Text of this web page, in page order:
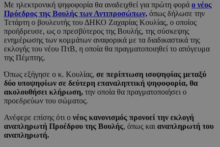
Με ηλεκτρονική ψηφοφορία θα αναδειχθεί για πρώτη φορά ο νέος
Πρόεδρος της Βουλής των Αντιπροσώπων, όπως δήλωσε την
Τετάρτη ο βουλευτής του ΔΗΚΟ Ζαχαρίας Κουλίας, ο οποίος
προήδρευσε, ως ο πρεσβύτερος της Βουλής, της σύσκεψης
ενημέρωσης των κομμάτων αναφορικά με τα διαδικαστικά της
εκλογής του νέου ΠτΒ, η οποία θα πραγματοποιηθεί το απόγευμα
της Πέμπτης.
Όπως εξήγησε ο κ. Κουλίας, σε περίπτωση ισοψηφίας μεταξύ
δύο υποψηφίων σε δεύτερη επαναληπτική ψηφοφορία, θα
ακολουθήσει κλήρωση, την οποία θα πραγματοποιήσει ο
προεδρεύων του σώματος.
Ανέφερε επίσης ότι ο νέος κανονισμός προνοεί την εκλογή
αναπληρωτή Προέδρου της Βουλής, όπως και αναπληρωτή του
αναπληρωτή.